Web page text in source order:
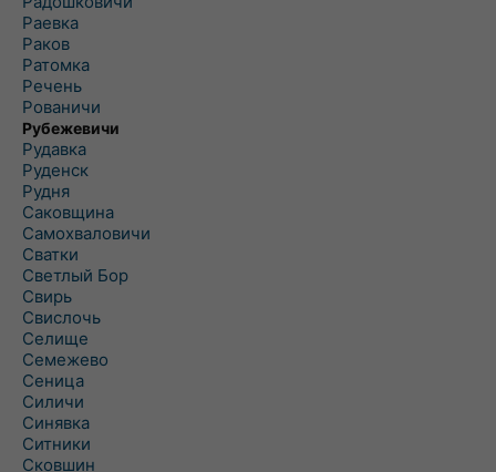
Раевка
Раков
Ратомка
Речень
Рованичи
Рубежевичи
Рудавка
Руденск
Рудня
Саковщина
Самохваловичи
Сватки
Светлый Бор
Свирь
Свислочь
Селище
Семежево
Сеница
Силичи
Синявка
Ситники
Сковшин